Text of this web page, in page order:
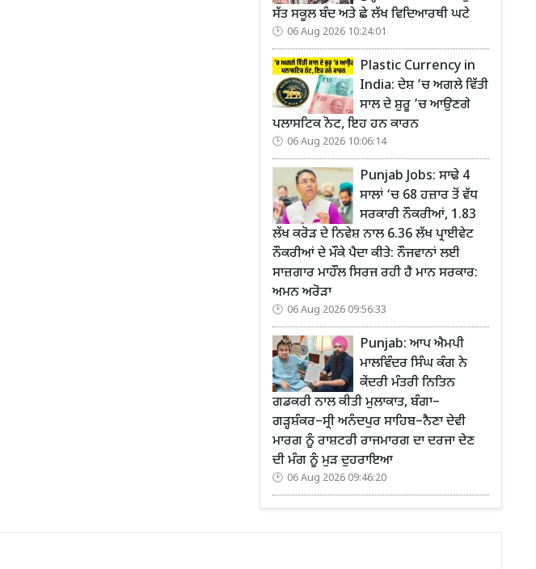
ਸੱਤ ਸਕੂਲ ਬੰਦ ਅਤੇ ਛੇ ਲੱਖ ਵਿਦਿਆਰਥੀ ਘਟੇ
06 Aug 2026 10:24:01
Plastic Currency in
India: ਦੇਸ਼ ’ਚ ਅਗਲੇ ਵਿੱਤੀ
ਸਾਲ ਦੇ ਸ਼ੁਰੂ ’ਚ ਆਉਣਗੇ
ਪਲਾਸਟਿਕ ਨੋਟ, ਇਹ ਹਨ ਕਾਰਨ
06 Aug 2026 10:06:14
Punjab Jobs: ਸਾਢੇ 4
ਸਾਲਾਂ ‘ਚ 68 ਹਜ਼ਾਰ ਤੋਂ ਵੱਧ
ਸਰਕਾਰੀ ਨੌਕਰੀਆਂ, 1.83
ਲੱਖ ਕਰੋੜ ਦੇ ਨਿਵੇਸ਼ ਨਾਲ 6.36 ਲੱਖ ਪ੍ਰਾਈਵੇਟ
ਨੌਕਰੀਆਂ ਦੇ ਮੌਕੇ ਪੈਦਾ ਕੀਤੇ: ਨੌਜਵਾਨਾਂ ਲਈ
ਸਾਜ਼ਗਾਰ ਮਾਹੌਲ ਸਿਰਜ ਰਹੀ ਹੈ ਮਾਨ ਸਰਕਾਰ:
ਅਮਨ ਅਰੋੜਾ
06 Aug 2026 09:56:33
Punjab: ਆਪ ਐਮਪੀ
ਮਾਲਵਿੰਦਰ ਸਿੰਘ ਕੰਗ ਨੇ
ਕੇਂਦਰੀ ਮੰਤਰੀ ਨਿਤਿਨ
ਗਡਕਰੀ ਨਾਲ ਕੀਤੀ ਮੁਲਾਕਾਤ, ਬੰਗਾ–
ਗੜ੍ਹਸ਼ੰਕਰ–ਸ੍ਰੀ ਅਨੰਦਪੁਰ ਸਾਹਿਬ–ਨੈਣਾ ਦੇਵੀ
ਮਾਰਗ ਨੂੰ ਰਾਸ਼ਟਰੀ ਰਾਜਮਾਰਗ ਦਾ ਦਰਜਾ ਦੇਣ
ਦੀ ਮੰਗ ਨੂੰ ਮੁੜ ਦੁਹਰਾਇਆ
06 Aug 2026 09:46:20